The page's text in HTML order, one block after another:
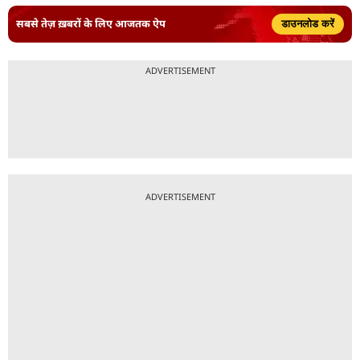
सबसे तेज़ ख़बरों के लिए आजतक ऐप डाउनलोड करें
ADVERTISEMENT
ADVERTISEMENT